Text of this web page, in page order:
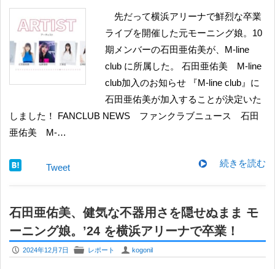
先だって横浜アリーナで鮮烈な卒業
ライブを開催した元モーニング娘。10
期メンバーの石田亜佑美が、M-line
club に所属した。 石田亜佑美 M-line
club加入のお知らせ 『M-line club』に
石田亜佑美が加入することが決定いた
しました！ FANCLUB NEWS ファンクラブニュース 石田
亜佑美 M-…
続きを読む
Tweet
石田亜佑美、健気な不器用さを隠せぬまま モ
ーニング娘。’24 を横浜アリーナで卒業！
P 2024年12月7日 F レポート U kogonil